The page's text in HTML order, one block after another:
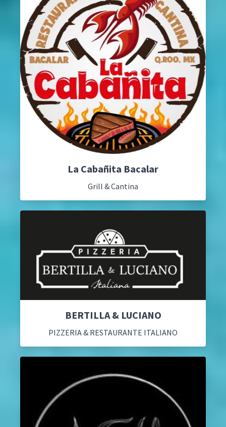
La Cabañita Bacalar
Grill & Cantina
BERTILLA & LUCIANO
PIZZERIA & RESTAURANTE ITALIANO